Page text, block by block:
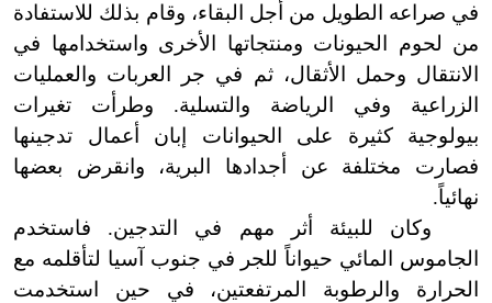
في صراعه الطويل من أجل البقاء، وقام بذلك للاستفادة
من لحوم الحيونات ومنتجاتها الأخرى واستخد مها في
الانتقال وحمل الأثقال، ثم في جر العربات والعمليات
الزراعية وفي الرياضة والتسلية. وطرأت تغيرات
بيولوجيةكثيرة على الحيوانات إبان أعمال تدجينها
فصارت مختلفة عن أجدادها البرية، وانقرض بعضها
نهائياً.
وكان للبيئة أثر مهم في التدجين. فاستخدم
الجاموس المائي حيواناً للجر في جنوب آسيا لتأقلمه مع
الحرارة والرطوبة المرتفعتين، في حين استخدمت